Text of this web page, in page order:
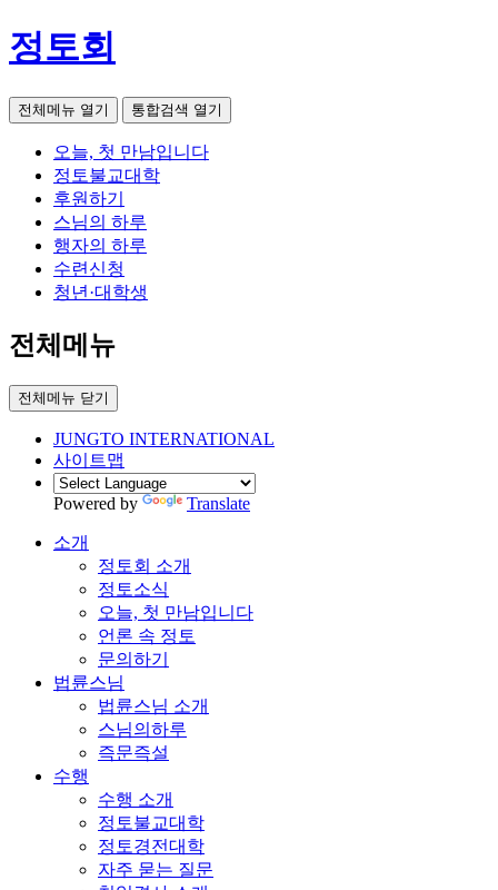
정토회
전체메뉴 열기 통합검색 열기
오늘, 첫 만남입니다
정토불교대학
후원하기
스님의 하루
행자의 하루
수련신청
청년·대학생
전체메뉴
전체메뉴 닫기
JUNGTO INTERNATIONAL
사이트맵
Powered by Translate
소개
정토회 소개
정토소식
오늘, 첫 만남입니다
언론 속 정토
문의하기
법륜스님
법륜스님 소개
스님의하루
즉문즉설
수행
수행 소개
정토불교대학
정토경전대학
자주 묻는 질문